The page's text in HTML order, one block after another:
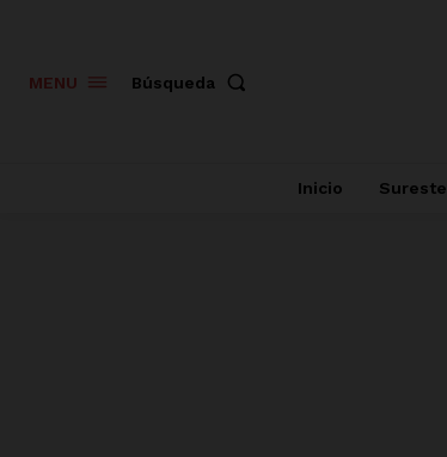
MENU Búsqueda
Inicio Sureste